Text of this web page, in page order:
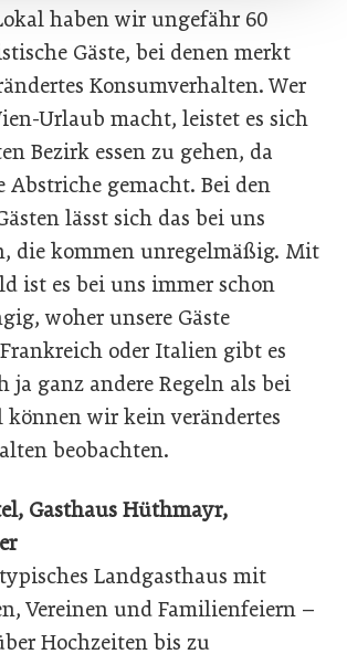
haben wir ungefähr 60
Gäste, bei denen merkt
Konsumverhalten. Wer
Urlaub macht, leistet es sich
Bezirk essen zu gehen, da
Abstriche gemacht. Bei den
lässt sich das bei uns
die kommen unregelmäßig. Mit
ist es bei uns immer schon
woher unsere Gäste
oder Italien gibt es
ja ganz andere Regeln als bei
können wir kein verändertes
beobachten.
Gasthaus Hüthmayr,
Landgasthaus mit
Vereinen und Familienfeiern –
Hochzeiten bis zu